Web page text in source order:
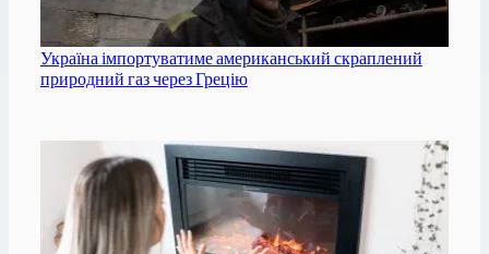
Україна імпортуватиме американський скраплений
природний газ через Грецію